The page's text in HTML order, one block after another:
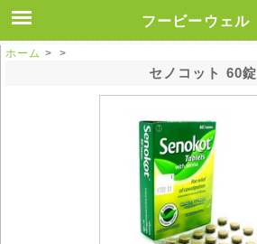
フービーウェル
ホーム > >
セノコット 60錠